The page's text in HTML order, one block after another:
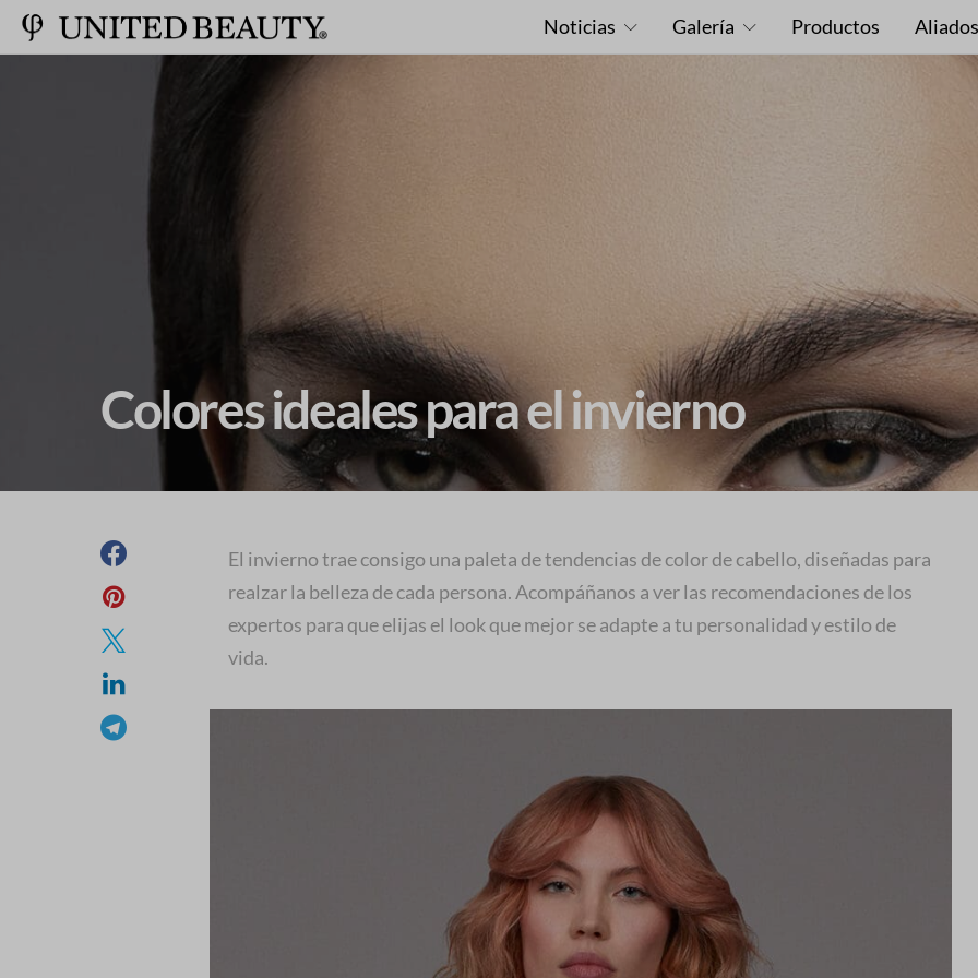
Noticias Galería Productos Aliados
Colores ideales para el invierno
El invierno trae consigo una paleta de tendencias de color de cabello, diseñadas para
realzar la belleza de cada persona. Acompáñanos a ver las recomendaciones de los
expertos para que elijas el look que mejor se adapte a tu personalidad y estilo de
vida.